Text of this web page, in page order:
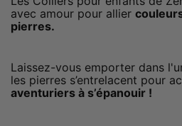
avec amour pour allier
pierres.
Laissez-vous emporter dans
les pierres s’entrelacent pour
aventuriers à s’épanouir !